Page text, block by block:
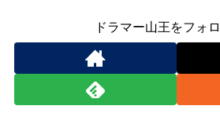
ドラマー山王をフォ